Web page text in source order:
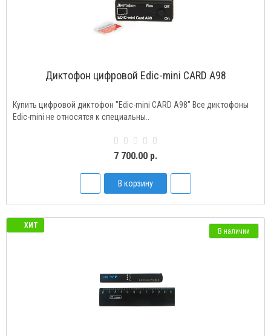
Диктофон цифровой Edic-mini CARD A98
Купить цифровой диктофон "Edic-mini CARD A98" Все диктофоны
Edic-mini не относятся к специальны..
7 700.00 р.
В корзину
ХИТ
В наличии